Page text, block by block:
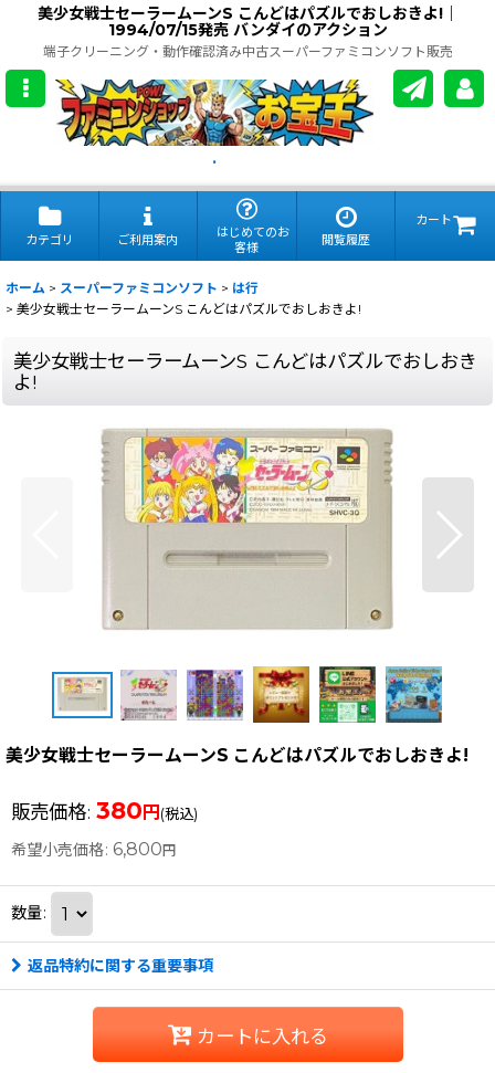
美少女戦士セーラームーンS こんどはパズルでおしおきよ!｜
1994/07/15発売 バンダイのアクション
端子クリーニング・動作確認済み中古スーパーファミコンソフト販売
.
カテゴリ ご利用案内
はじめてのお
客様
閲覧履歴
カート
ホーム > スーパーファミコンソフト > は行
> 美少女戦士セーラームーンS こんどはパズルでおしおきよ!
美少女戦士セーラームーンS こんどはパズルでおしおき
よ!
美少女戦士セーラームーンS こんどはパズルでおしおきよ!
販売価格: 380 円 (税込)
希望小売価格: 6,800 円
数量:
返品特約に関する重要事項
カートに入れる